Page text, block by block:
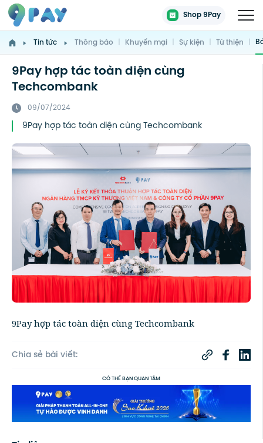
Shop 9Pay
Tin tức Thông báo | Khuyến mại | Sự kiện | Từ thiện |
9Pay hợp tác toàn diện cùng
Techcombank
09/07/2024
9Pay hợp tác toàn diện cùng Techcombank
9Pay hợp tác toàn diện cùng Techcombank
Chia sẻ bài viết:
CÓ THỂ BẠN QUAN TÂM